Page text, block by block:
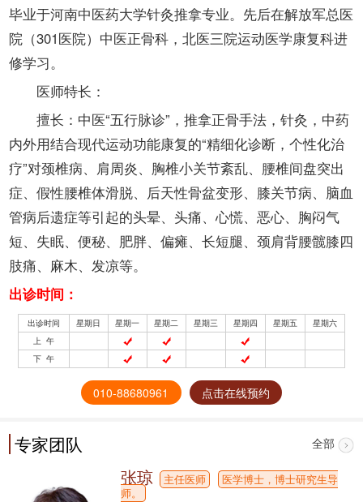
毕业于河南中医药大学针灸推拿专业。先后在解放军总医
院（301医院）中医正骨科，北医三院运动医学康复科进
修学习。
医师特长：
擅长：中医“五行脉诊”，推拿正骨手法，针灸，中药
内外用结合现代运动功能康复的“精细化诊断，个性化治
疗”对颈椎病、肩周炎、胸椎小关节紊乱、腰椎间盘突出
症、假性腰椎体滑脱、后天性骨盆变形、膝关节病、脑血
管病后遗症等引起的头晕、头痛、心慌、恶心、胸闷气
短、失眠、便秘、肥胖、偏瘫、长短腿、颈肩背腰髋膝四
肢痛、麻木、发凉等。
出诊时间：
出诊时间 星期日 星期一 星期二 星期三 星期四 星期五
星期六
上 午
下 午
010-88680961 点击在线预约
专家团队 全部
张琼 主任医师
医学博士，博士研究生导
师。